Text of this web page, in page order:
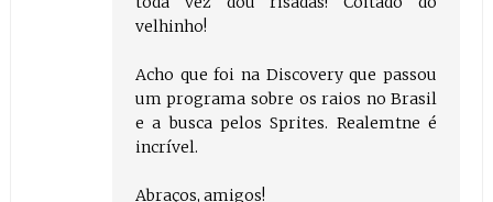
velhinho!
Acho que foi na Discovery que passou
um programa sobre os raios no Brasil
e a busca pelos Sprites. Realemtne é
incrível.
Abraços, amigos!